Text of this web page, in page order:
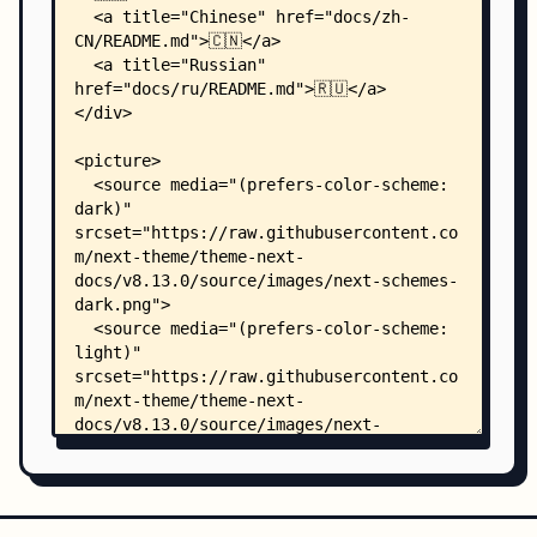
    │   ├── de.yml
    │   ├── en.yml
    │   ├── eo.yml
    │   ├── es.yml
    │   ├── fa.yml
    │   ├── id.yml
    │   ├── it.yml
    │   ├── ja.yml
    │   ├── ko.yml
    │   ├── nl.yml
    │   ├── pt-BR.yml
    │   ├── pt.yml
    │   ├── ru.yml
    │   ├── si.yml
    │   ├── th.yml
    │   ├── tk.yml
    │   ├── tr.yml
    │   ├── uk.yml
    │   ├── vi.yml
    │   ├── zh-HK.yml